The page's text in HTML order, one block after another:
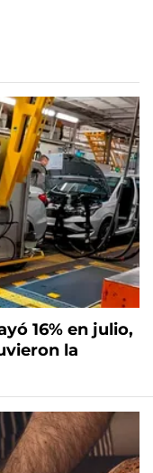
16% en julio,
la